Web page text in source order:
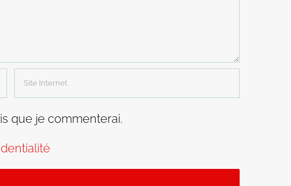
que je commenterai.